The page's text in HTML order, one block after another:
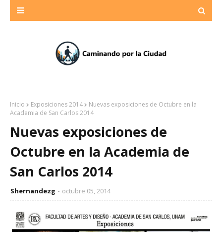
Inicio Exposiciones 2014
Nuevas exposiciones de Octubre en la
Academia de San Carlos 2014
Nuevas exposiciones de
Octubre en la Academia de
San Carlos 2014
Shernandezg octubre 05, 2014